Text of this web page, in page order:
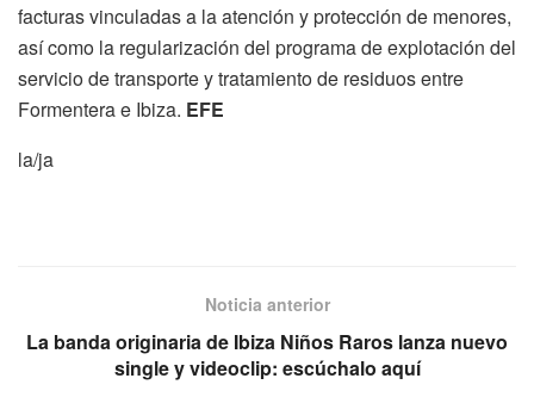
facturas vinculadas a la atención y protección de menores,
así como la regularización del programa de explotación del
servicio de transporte y tratamiento de residuos entre
Formentera e Ibiza. EFE
la/ja
Noticia anterior
La banda originaria de Ibiza Niños Raros lanza nuevo
single y videoclip: escúchalo aquí